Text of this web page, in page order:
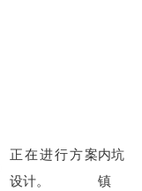
正在进行方案
设计。
内坑
镇